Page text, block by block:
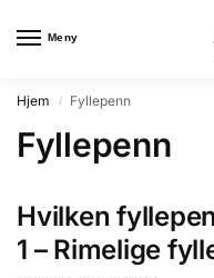
Meny
Hjem / Fyllepenn
Fyllepenn
Hvilken
1 – Rimelige